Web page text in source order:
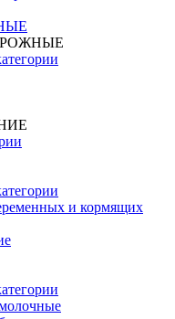
и кормящих